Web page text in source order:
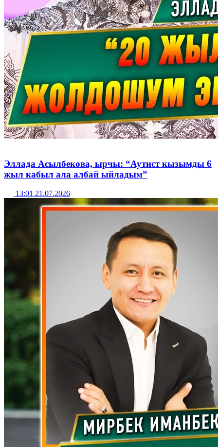
Эллада Асылбекова, ырчы: “Аутист кызымды 6
жыл кабыл ала албай ыйладым”
13:01 21.07.2026